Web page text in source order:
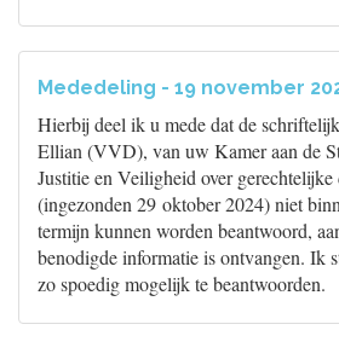
Mededeling - 19 november
Hierbij deel ik u mede dat de
Ellian (VVD), van uw Kamer aan de
Justitie en Veiligheid over
(ingezonden 29 oktober 2024) niet
termijn kunnen worden beantwoord,
benodigde informatie is ontvangen. Ik
zo spoedig mogelijk te beantwoorden.